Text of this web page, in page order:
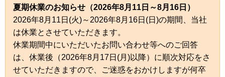
夏期休業のお知らせ（2026年8月11日～8月16日）
2026年8月11日(火)～2026年8月16日(日)の期間、当社
は休業とさせていただきます。
休業期間中にいただいたお問い合わせ等へのご回答
は、休業後（2026年8月17日(月)以降）に順次対応をさ
せていただきますので、ご迷惑をおかけしますが何卒